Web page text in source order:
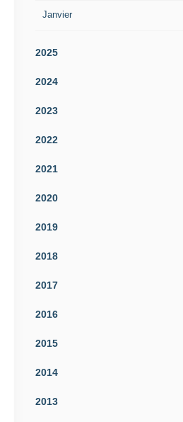
Janvier
2025
2024
2023
2022
2021
2020
2019
2018
2017
2016
2015
2014
2013